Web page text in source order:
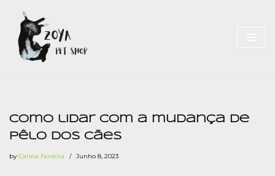
Skip
content
Como lidar com a mudança de
pêlo dos cães
byCarina Ferreira Junho 8, 2023